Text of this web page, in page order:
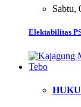
Sabtu,
Elektabilitas